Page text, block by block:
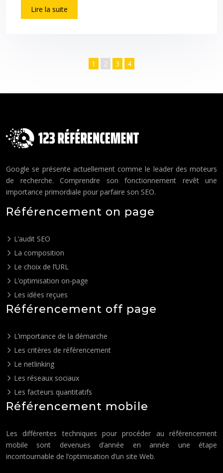
Lire la suite
1 2 3 4
Google se présente actuellement comme le leader des moteurs
de recherche. Comprendre son fonctionnement revêt une
importance primordiale pour parfaire son SEO.
Référencement on page
L’audit SEO
La composition
Le choix de l’URL
L’optimisation on-page
Les idées reçues
Référencement off page
L’importance de la démarche
Les critères de référencement
Le netlinking
Les réseaux sociaux
Les facteurs quantitatifs
Référencement mobile
Les différentes techniques pour procéder au référencement
mobile sont devenues d’année en année une étape
incontournable de l’optimisation d’un site Web.